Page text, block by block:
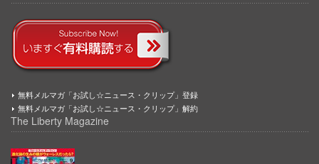
無料メルマガ「お試し☆ニュース・クリップ」登録
無料メルマガ「お試し☆ニュース・クリップ」解約
The Liberty Magazine